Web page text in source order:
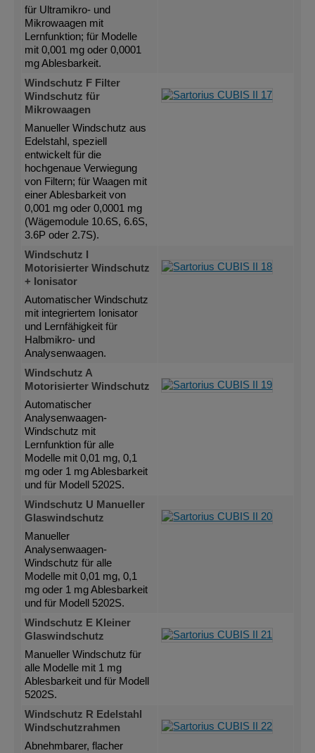
für Ultramikro- und
Mikrowaagen mit
Lernfunktion; für Modelle
mit 0,001 mg oder 0,0001
mg Ablesbarkeit.
Windschutz F Filter
Windschutz für
Mikrowaagen
Manueller Windschutz aus
Edelstahl, speziell
entwickelt für die
hochgenaue Verwiegung
von Filtern; für Waagen mit
einer Ablesbarkeit von
0,001 mg oder 0,0001 mg
(Wägemodule 10.6S, 6.6S,
3.6P oder 2.7S).
Windschutz I
Motorisierter Windschutz
+ Ionisator
Automatischer Windschutz
mit integriertem Ionisator
und Lernfähigkeit für
Halbmikro- und
Analysenwaagen.
Windschutz A
Motorisierter Windschutz
Automatischer
Analysenwaagen-
Windschutz mit
Lernfunktion für alle
Modelle mit 0,01 mg, 0,1
mg oder 1 mg Ablesbarkeit
und für Modell 5202S.
Windschutz U Manueller
Glaswindschutz
Manueller
Analysenwaagen-
Windschutz für alle
Modelle mit 0,01 mg, 0,1
mg oder 1 mg Ablesbarkeit
und für Modell 5202S.
Windschutz E Kleiner
Glaswindschutz
Manueller Windschutz für
alle Modelle mit 1 mg
Ablesbarkeit und für Modell
5202S.
Windschutz R Edelstahl
Windschutzrahmen
Abnehmbarer, flacher